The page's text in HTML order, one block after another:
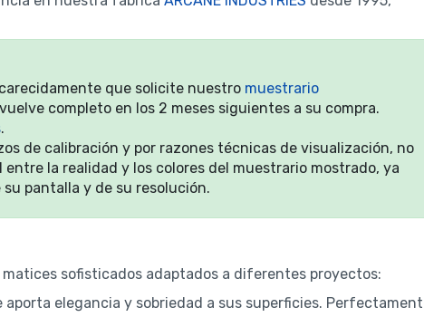
que solicite nuestro muestrario
completo en los 2 meses siguientes a su compra.
.
de calibración y por razones técnicas de visualización, no
la realidad y los colores del muestrario mostrado, ya
pantalla y de su resolución.
matices sofisticados adaptados a diferentes proyectos:
elegancia y sobriedad a sus superficies.